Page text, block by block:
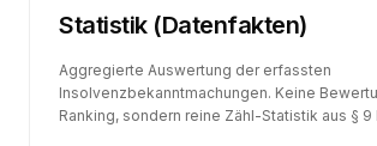
Statistik (Datenfakten)
Aggregierte Auswertung der erfassten
Insolvenzbekanntmachungen. Keine
Ranking, sondern reine Zähl-Statistik aus § 9